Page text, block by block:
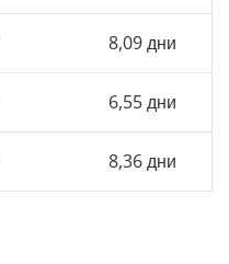
8,09 дни
6,55 дни
8,36 дни